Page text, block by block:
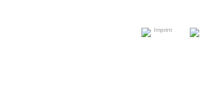
Imprint